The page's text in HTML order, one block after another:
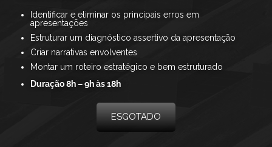
Identificar e eliminar os principais erros em
apresentações
Estruturar um diagnóstico assertivo da apresentação
Criar narrativas envolventes
Montar um roteiro estratégico e bem estruturado
Duração 8h – 9h às 18h
ESGOTADO